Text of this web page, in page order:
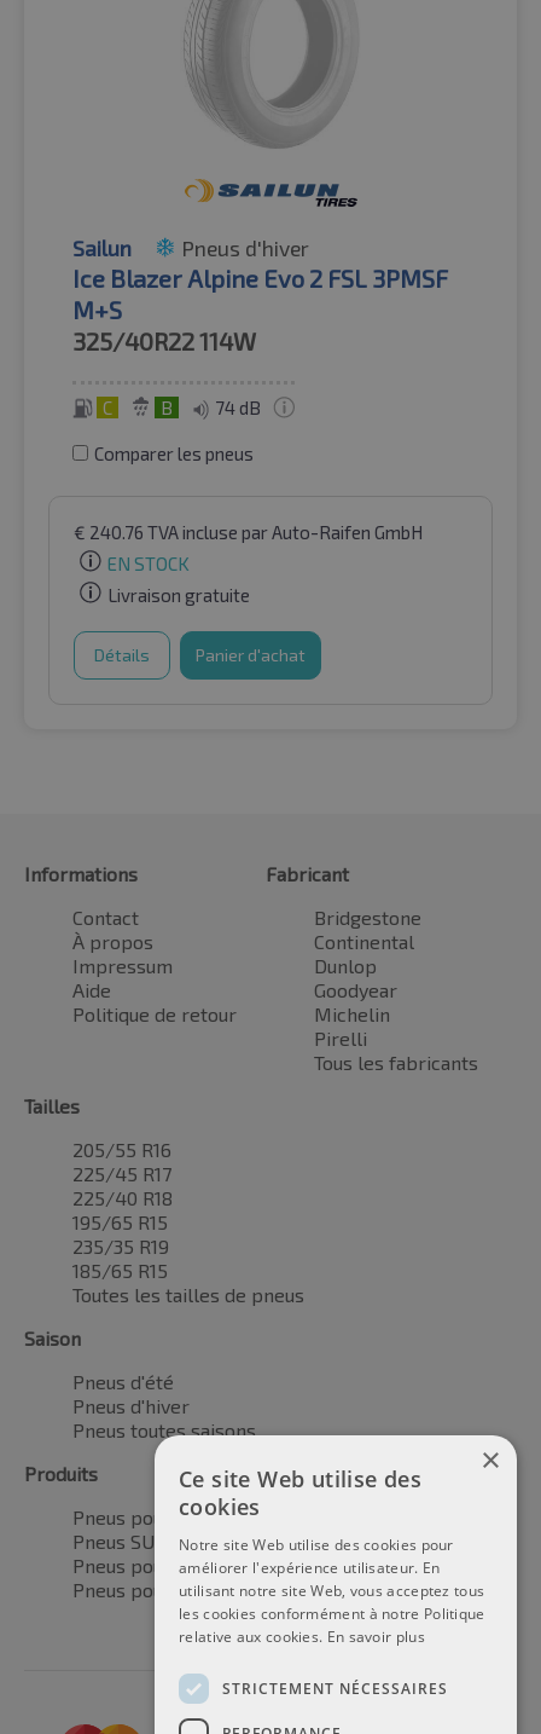
Sailun Pneus d'hiver
Ice Blazer Alpine Evo 2 FSL 3PMSF
M+S
325/40R22114W
C B 74 dB
Comparer les pneus
€ 240.76 TVA incluse par Auto-Raifen GmbH
EN STOCK
Livraison gratuite
Détails Panier d'achat
Informations
Contact
À propos
Impressum
Aide
Politique de retour
Fabricant
Bridgestone
Continental
Dunlop
Goodyear
Michelin
Pirelli
Tous les fabricants
Tailles
205/55 R16
225/45 R17
225/40 R18
195/65 R15
235/35 R19
185/65 R15
Toutes les tailles de pneus
Saison
Pneus d'été
Pneus d'hiver
Pneus toutes saisons
Produits
Pneus pour voitures
Pneus SUV / 4x4
Pneus pour camionnettes
Pneus pour motos
×
Ce site Web utilise des
cookies
Notre site Web utilise des cookies pour
améliorer l'expérience utilisateur. En
utilisant notre site Web, vous acceptez tous
les cookies conformément à notre Politique
relative aux cookies. En savoir plus
STRICTEMENT NÉCESSAIRES